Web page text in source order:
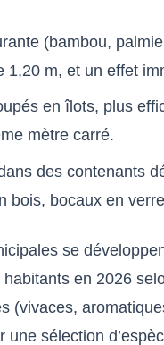
(bambou,
1,20 m, et un effet
en îlots, plus
mètre carré.
des contenants
bois, bocaux en
se
en 2026
(vivaces,
sélection